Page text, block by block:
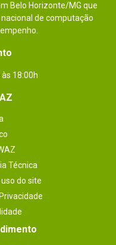
Belo Horizonte/MG que
de computação
18:00h
Técnica
do site